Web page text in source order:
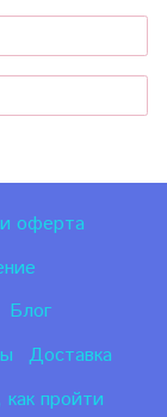
оферта
Блог
Доставка
пройти